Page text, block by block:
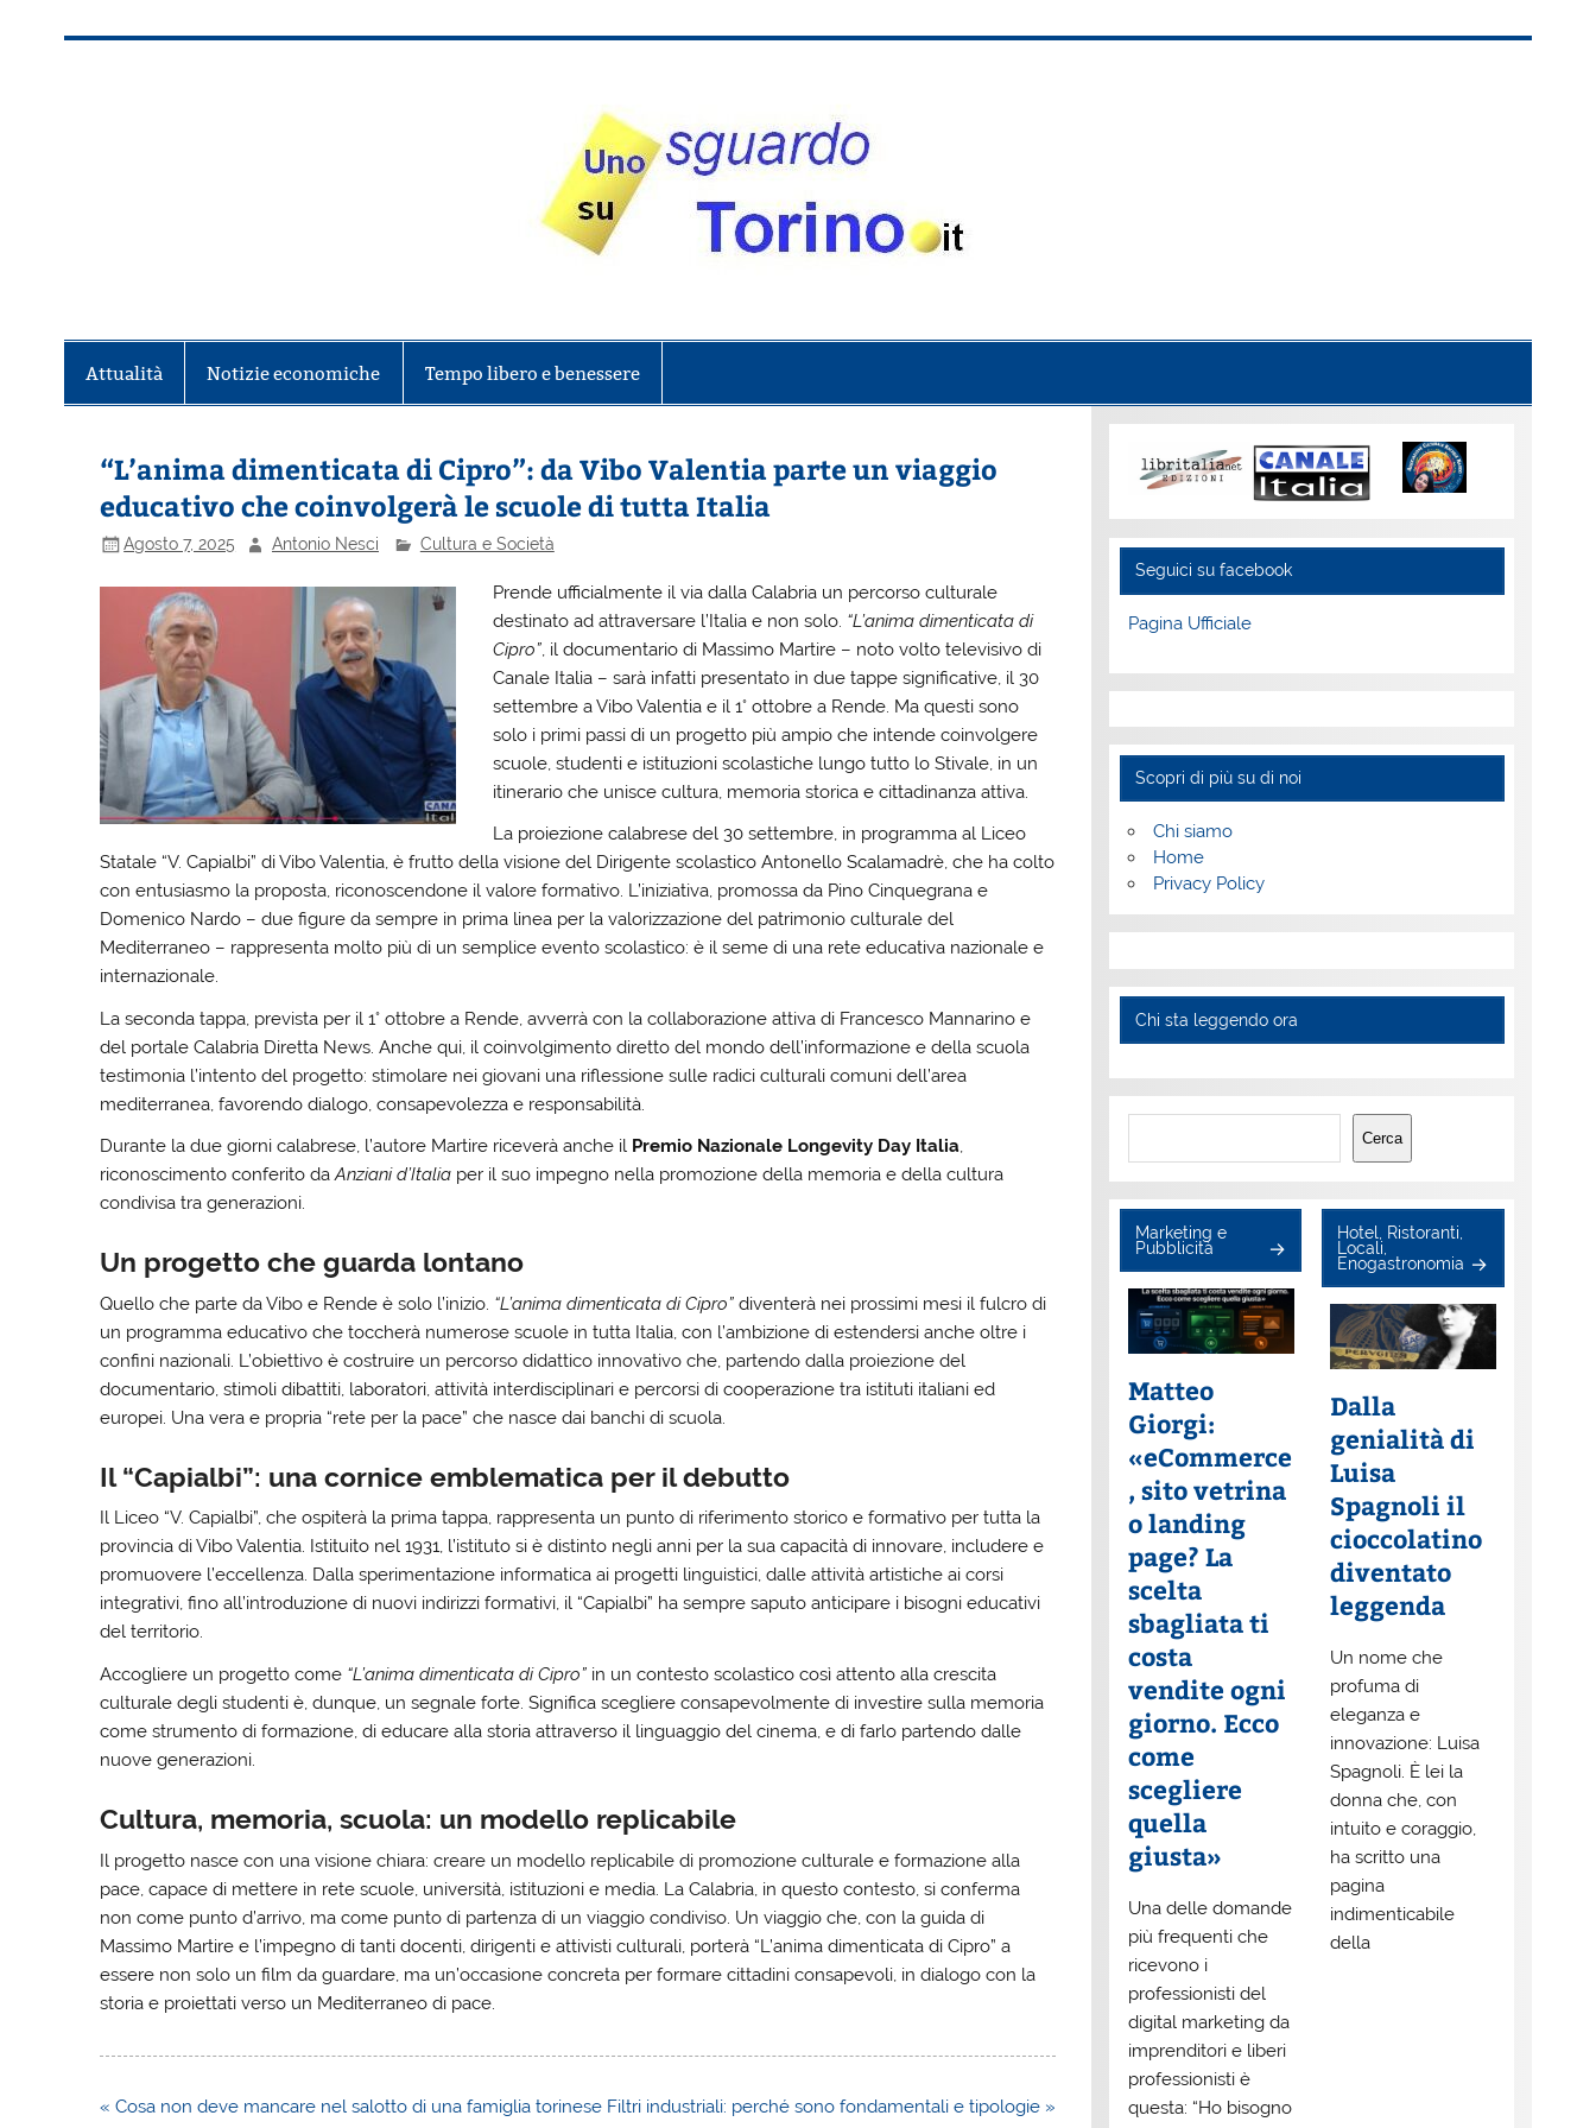
Attualità Notizie economiche Tempo libero e benessere
“L’anima dimenticata di Cipro”: da Vibo Valentia parte un viaggio
educativo che coinvolgerà le scuole di tutta Italia
Agosto 7, 2025 Antonio Nesci Cultura e Società
Prende ufficialmente il via dalla Calabria un percorso culturale
destinato ad attraversare l’Italia e non solo. “L’anima dimenticata di
Cipro”, il documentario di Massimo Martire – noto volto televisivo di
Canale Italia – sarà infatti presentato in due tappe significative, il 30
settembre a Vibo Valentia e il 1° ottobre a Rende. Ma questi sono
solo i primi passi di un progetto più ampio che intende coinvolgere
scuole, studenti e istituzioni scolastiche lungo tutto lo Stivale, in un
itinerario che unisce cultura, memoria storica e cittadinanza attiva.
La proiezione calabrese del 30 settembre, in programma al Liceo
Statale “V. Capialbi” di Vibo Valentia, è frutto della visione del Dirigente scolastico Antonello Scalamadrè, che ha colto
con entusiasmo la proposta, riconoscendone il valore formativo. L’iniziativa, promossa da Pino Cinquegrana e
Domenico Nardo – due figure da sempre in prima linea per la valorizzazione del patrimonio culturale del
Mediterraneo – rappresenta molto più di un semplice evento scolastico: è il seme di una rete educativa nazionale e
internazionale.
La seconda tappa, prevista per il 1° ottobre a Rende, avverrà con la collaborazione attiva di Francesco Mannarino e
del portale Calabria Diretta News. Anche qui, il coinvolgimento diretto del mondo dell’informazione e della scuola
testimonia l’intento del progetto: stimolare nei giovani una riflessione sulle radici culturali comuni dell’area
mediterranea, favorendo dialogo, consapevolezza e responsabilità.
Durante la due giorni calabrese, l’autore Martire riceverà anche il Premio Nazionale Longevity Day Italia,
riconoscimento conferito daAnziani d’Italia per il suo impegno nella promozione della memoria e della cultura
condivisa tra generazioni.
Un progetto che guarda lontano
Quello che parte da Vibo e Rende è solo l’inizio. “L’anima dimenticata di Cipro” diventerà nei prossimi mesi il fulcro di
un programma educativo che toccherà numerose scuole in tutta Italia, con l’ambizione di estendersi anche oltre i
confini nazionali. L’obiettivo è costruire un percorso didattico innovativo che, partendo dalla proiezione del
documentario, stimoli dibattiti, laboratori, attività interdisciplinari e percorsi di cooperazione tra istituti italiani ed
europei. Una vera e propria “rete per la pace” che nasce dai banchi di scuola.
Il “Capialbi”: una cornice emblematica per il debutto
Il Liceo “V. Capialbi”, che ospiterà la prima tappa, rappresenta un punto di riferimento storico e formativo per tutta la
provincia di Vibo Valentia. Istituito nel 1931, l’istituto si è distinto negli anni per la sua capacità di innovare, includere e
promuovere l’eccellenza. Dalla sperimentazione informatica ai progetti linguistici, dalle attività artistiche ai corsi
integrativi, fino all’introduzione di nuovi indirizzi formativi, il “Capialbi” ha sempre saputo anticipare i bisogni educativi
del territorio.
Accogliere un progetto come “L’anima dimenticata di Cipro” in un contesto scolastico così attento alla crescita
culturale degli studenti è, dunque, un segnale forte. Significa scegliere consapevolmente di investire sulla memoria
come strumento di formazione, di educare alla storia attraverso il linguaggio del cinema, e di farlo partendo dalle
nuove generazioni.
Cultura, memoria, scuola: un modello replicabile
Il progetto nasce con una visione chiara: creare un modello replicabile di promozione culturale e formazione alla
pace, capace di mettere in rete scuole, università, istituzioni e media. La Calabria, in questo contesto, si conferma
non come punto d’arrivo, ma come punto di partenza di un viaggio condiviso. Un viaggio che, con la guida di
Massimo Martire e l’impegno di tanti docenti, dirigenti e attivisti culturali, porterà “L’anima dimenticata di Cipro” a
essere non solo un film da guardare, ma un’occasione concreta per formare cittadini consapevoli, in dialogo con la
storia e proiettati verso un Mediterraneo di pace.
Navigazione
« Cosa non deve mancare nel salotto di una famiglia torinese Filtri industriali: perché sono fondamentali e tipologie »
Seguici su facebook
Pagina Ufficiale
Scopri di più su di noi
Chi siamo
Home
Privacy Policy
Chi sta leggendo ora
Cerca
Cerca
Marketing e
Pubblicità
Matteo
Giorgi:
«eCommerce
, sito vetrina
o landing
page? La
scelta
sbagliata ti
costa
vendite ogni
giorno. Ecco
come
scegliere
quella
giusta»
Una delle domande
più frequenti che
ricevono i
professionisti del
digital marketing da
imprenditori e liberi
professionisti è
questa: “Ho bisogno
Hotel, Ristoranti,
Locali,
Enogastronomia
Dalla
genialità di
Luisa
Spagnoli il
cioccolatino
diventato
leggenda
Un nome che
profuma di
eleganza e
innovazione: Luisa
Spagnoli. È lei la
donna che, con
intuito e coraggio,
ha scritto una
pagina
indimenticabile
della